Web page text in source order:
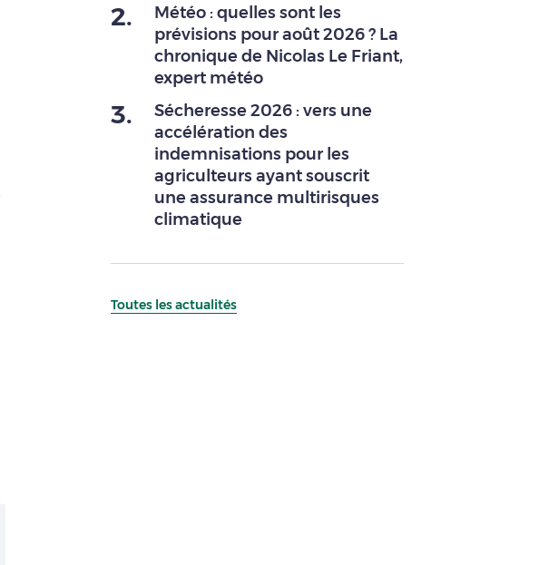
2.
Météo : quelles sont les
prévisions pour août 2026 ? La
chronique de Nicolas Le Friant,
expert météo
3.
Sécheresse 2026 : vers une
accélération des
indemnisations pour les
agriculteurs ayant souscrit
une assurance multirisques
climatique
Toutes les actualités